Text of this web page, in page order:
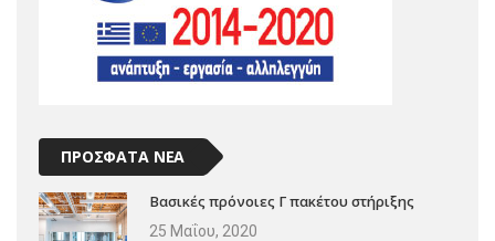
ΠΡΟΣΦΑΤΑ ΝΕΑ
Βασικές πρόνοιες Γ πακέτου στήριξης
25 Μαΐου, 2020